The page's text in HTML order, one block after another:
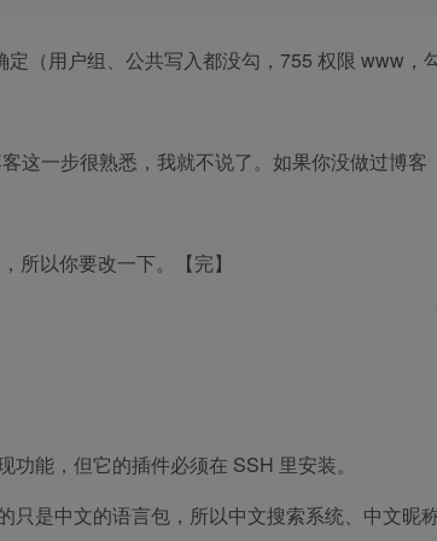
（用户组、公共写入都没勾，755 权限 www，
这一步很熟悉，我就不说了。如果你没做过博客
所以你要改一下。【完】
能，但它的插件必须在 SSH 里安装。
只是中文的语言包，所以中文搜索系统、中文昵